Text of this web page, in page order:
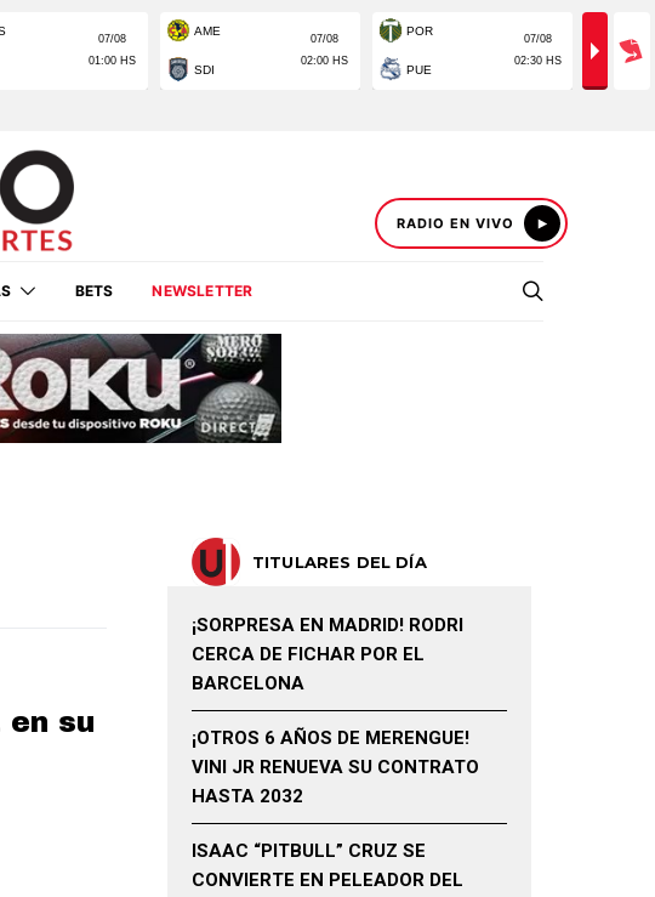
RADIO EN VIVO
BETS NEWSLETTER
en su
TITULARES DEL DÍA
¡SORPRESA EN MADRID! RODRI
CERCA DE FICHAR POR EL
BARCELONA
¡OTROS 6 AÑOS DE MERENGUE!
VINI JR RENUEVA SU CONTRATO
HASTA 2032
ISAAC “PITBULL” CRUZ SE
CONVIERTE EN PELEADOR DEL